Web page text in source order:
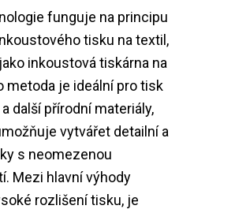
funguje na principu
tisku na textil,
inkoustová tiskárna na
metoda je ideální pro tisk
další přírodní materiály,
vytvářet detailní a
s neomezenou
Mezi hlavní výhody
rozlišení tisku, je